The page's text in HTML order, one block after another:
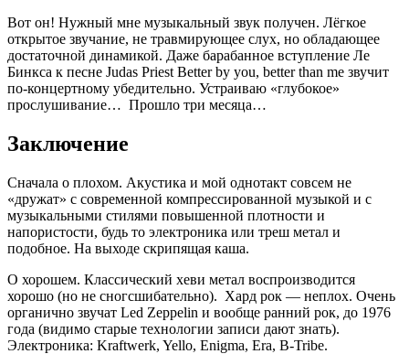
Вот он! Нужный мне музыкальный звук получен. Лёгкое
открытое звучание, не травмирующее слух, но обладающее
достаточной динамикой. Даже барабанное вступление Ле
Бинкса к песне Judas Priest Better by you, better than me звучит
по-концертному убедительно. Устраиваю «глубокое»
прослушивание… Прошло три месяца…
Заключение
Сначала о плохом. Акустика и мой однотакт совсем не
«дружат» с современной компрессированной музыкой и с
музыкальными стилями повышенной плотности и
напористости, будь то электроника или треш метал и
подобное. На выходе скрипящая каша.
О хорошем. Классический хеви метал воспроизводится
хорошо (но не сногсшибательно). Хард рок — неплох. Очень
органично звучат Led Zeppelin и вообще ранний рок, до 1976
года (видимо старые технологии записи дают знать).
Электроника: Kraftwerk, Yello, Enigma, Era, B-Tribe.